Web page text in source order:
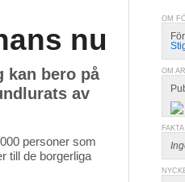
nu
kan bero på
av
personer som
till de borgerliga
OM
OM
FAKTA